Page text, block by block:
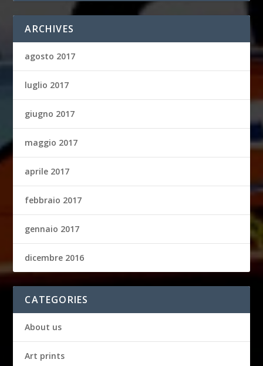
ARCHIVES
agosto 2017
luglio 2017
giugno 2017
maggio 2017
aprile 2017
febbraio 2017
gennaio 2017
dicembre 2016
CATEGORIES
About us
Art prints